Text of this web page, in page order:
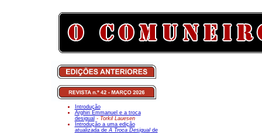
Introdução
Arghiri Emmanuel e a troca
desigual - Torkil Lauesen
Introdução a uma edição
atualizada deA Troca Desigualde